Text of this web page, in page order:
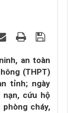
an toàn
(THPT)
tỉnh; ngày
cứu hộ
cháy,